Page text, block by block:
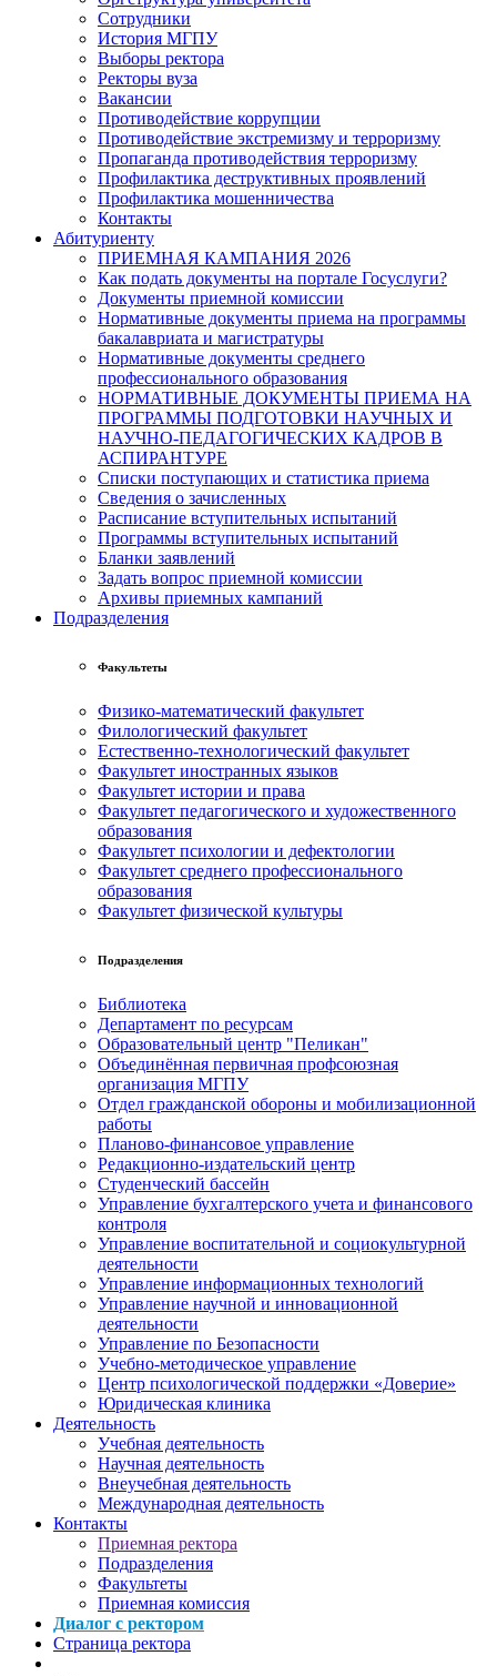
Сотрудники
История МГПУ
Выборы ректора
Ректоры вуза
Вакансии
Противодействие коррупции
Противодействие экстремизму и терроризму
Пропаганда противодействия терроризму
Профилактика деструктивных проявлений
Профилактика мошенничества
Контакты
Абитуриенту
ПРИЕМНАЯ КАМПАНИЯ 2026
Как подать документы на портале Госуслуги?
Документы приемной комиссии
Нормативные документы приема на программы
бакалавриата и магистратуры
Нормативные документы среднего
профессионального образования
НОРМАТИВНЫЕ ДОКУМЕНТЫ ПРИЕМА НА
ПРОГРАММЫ ПОДГОТОВКИ НАУЧНЫХ И
НАУЧНО-ПЕДАГОГИЧЕСКИХ КАДРОВ В
АСПИРАНТУРЕ
Списки поступающих и статистика приема
Сведения о зачисленных
Расписание вступительных испытаний
Программы вступительных испытаний
Бланки заявлений
Задать вопрос приемной комиссии
Архивы приемных кампаний
Подразделения
Факультеты
Физико-математический факультет
Филологический факультет
Естественно-технологический факультет
Факультет иностранных языков
Факультет истории и права
Факультет педагогического и художественного
образования
Факультет психологии и дефектологии
Факультет среднего профессионального
образования
Факультет физической культуры
Подразделения
Библиотека
Департамент по ресурсам
Образовательный центр "Пеликан"
Объединённая первичная профсоюзная
организация МГПУ
Отдел гражданской обороны и мобилизационной
работы
Планово-финансовое управление
Редакционно-издательский центр
Студенческий бассейн
Управление бухгалтерского учета и финансового
контроля
Управление воспитательной и социокультурной
деятельности
Управление информационных технологий
Управление научной и инновационной
деятельности
Управление по Безопасности
Учебно-методическое управление
Центр психологической поддержки «Доверие»
Юридическая клиника
Деятельность
Учебная деятельность
Научная деятельность
Внеучебная деятельность
Международная деятельность
Контакты
Приемная ректора
Подразделения
Факультеты
Приемная комиссия
Диалог с ректором
Страница ректора